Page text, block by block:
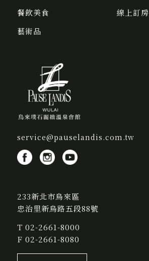
餐飲美食
藝術品
線上訂房
service@pauselandis.com.tw
233新北市烏來區
忠治里新烏路五段88號
T 02-2661-8000
F 02-2661-8080